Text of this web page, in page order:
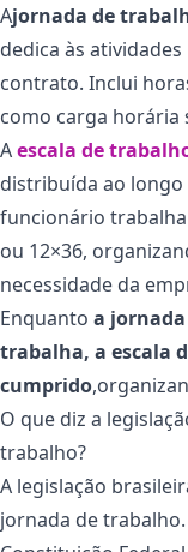
Ajornada de
dedica às
contrato. Inclui
como carga horária
Aescala de
distribuída ao longo
funcionário trabalha
ou 12×36,
necessidade da
Enquanto a
trabalha, a escala
cumprido
O que diz a
trabalho?
A legislação
jornada de